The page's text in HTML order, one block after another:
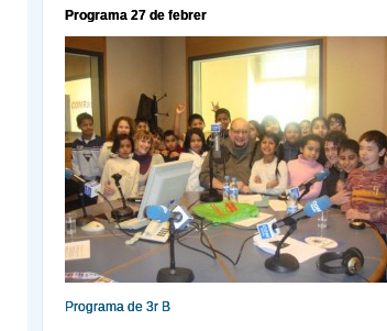
Programa 27 de febrer
Programa de 3r B